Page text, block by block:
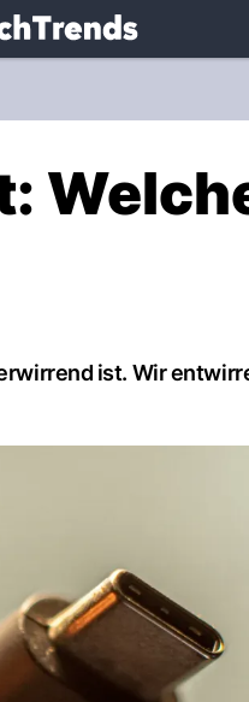
ist. Wir